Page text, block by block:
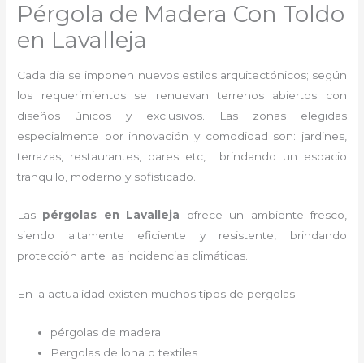
Pérgola de Madera Con Toldo
en Lavalleja
Cada día se imponen nuevos estilos arquitectónicos; según
los requerimientos se renuevan terrenos abiertos con
diseños únicos y exclusivos. Las zonas elegidas
especialmente por innovación y comodidad son: jardines,
terrazas, restaurantes, bares etc, brindando un espacio
tranquilo, moderno y sofisticado.
Las pérgolas en Lavalleja ofrece un ambiente fresco,
siendo altamente eficiente y resistente, brindando
protección ante las incidencias climáticas.
En la actualidad existen muchos tipos de pergolas
pérgolas de madera
Pergolas de lona o textiles